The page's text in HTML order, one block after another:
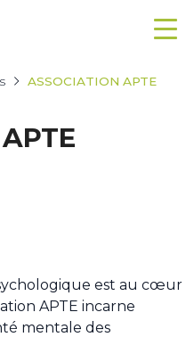
ASSOCIATION APTE
est au cœur
APTE incarne
mentale des